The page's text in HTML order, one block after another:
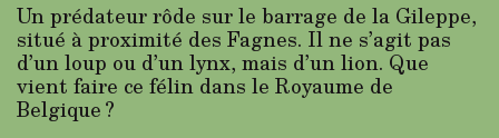
Un prédateur rôde sur le barrage de la Gileppe,
situé à proximité des Fagnes. Il ne s’agit pas
d’un loup ou d’un lynx, mais d’un lion. Que
vient faire ce félin dans le Royaume de
Belgique ?